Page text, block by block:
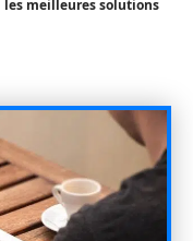
les meilleures solutions